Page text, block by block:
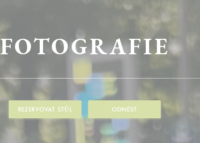
FOTOGRAFIE
REZERVOVAT STŮL ODNÉST